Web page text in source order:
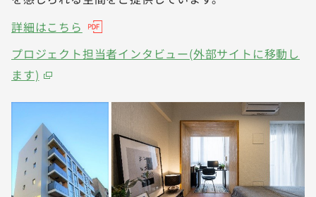
詳細はこちら
プロジェクト担当者インタビュー(外部サイトに移動し
ます)